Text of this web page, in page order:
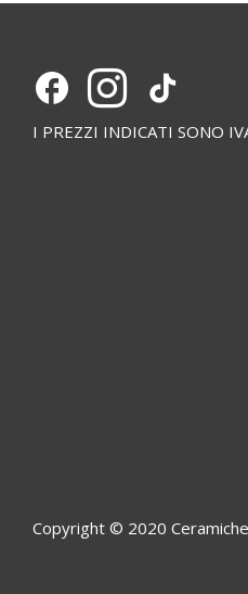
I PREZZI INDICATI SONO
Copyright © 2020